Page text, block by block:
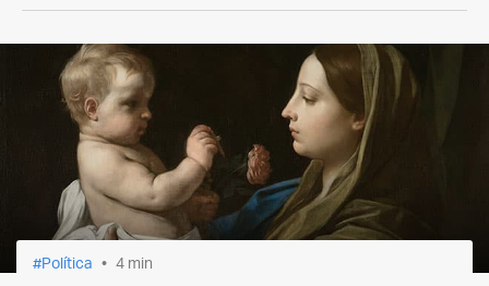
Política 4 min